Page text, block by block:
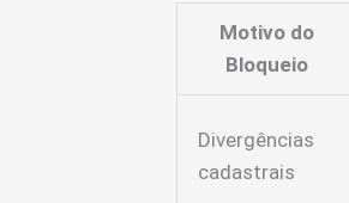
Motivo do
Bloqueio
Divergências
cadastrais